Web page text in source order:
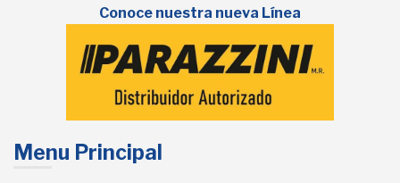
Conoce nuestra nueva Línea
Menu Principal